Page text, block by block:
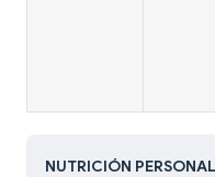
NUTRICIÓN